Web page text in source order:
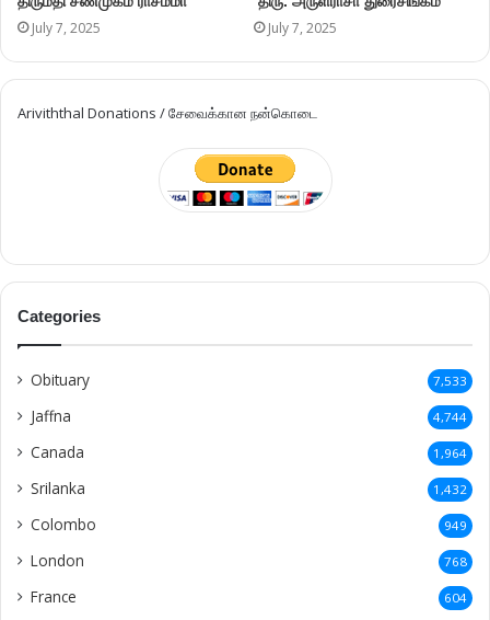
July 7, 2025 July 7, 2025
Ariviththal Donations / சேவைக்கான நன்கொடை
Categories
Obituary 7,533
Jaffna 4,744
Canada 1,964
Srilanka 1,432
Colombo 949
London 768
France 604